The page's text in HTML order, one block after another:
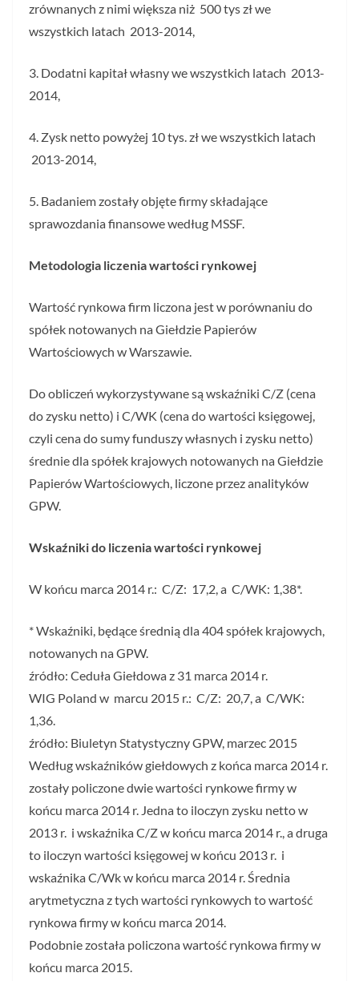
zrównanych z nimi większa niż 500 tys zł we
wszystkich latach 2013-2014,
3. Dodatni kapitał własny we wszystkich latach 2013-
2014,
4. Zysk netto powyżej 10 tys. zł we wszystkich latach
2013-2014,
5. Badaniem zostały objęte firmy składające
sprawozdania finansowe według MSSF.
Metodologia liczenia wartości rynkowej
Wartość rynkowa firm liczona jest w porównaniu do
spółek notowanych na Giełdzie Papierów
Wartościowych w Warszawie.
Do obliczeń wykorzystywane są wskaźniki C/Z (cena
do zysku netto) i C/WK (cena do wartości księgowej,
czyli cena do sumy funduszy własnych i zysku netto)
średnie dla spółek krajowych notowanych na Giełdzie
Papierów Wartościowych, liczone przez analityków
GPW.
Wskaźniki do liczenia wartości rynkowej
W końcu marca 2014 r.: C/Z: 17,2, a C/WK: 1,38*.
* Wskaźniki, będące średnią dla 404 spółek krajowych,
notowanych na GPW.
źródło: Ceduła Giełdowa z 31 marca 2014 r.
WIG Poland w marcu 2015 r.: C/Z: 20,7, a C/WK:
1,36.
źródło: Biuletyn Statystyczny GPW, marzec 2015
Według wskaźników giełdowych z końca marca 2014 r.
zostały policzone dwie wartości rynkowe firmy w
końcu marca 2014 r. Jedna to iloczyn zysku netto w
2013 r. i wskaźnika C/Z w końcu marca 2014 r., a druga
to iloczyn wartości księgowej w końcu 2013 r. i
wskaźnika C/Wk w końcu marca 2014 r. Średnia
arytmetyczna z tych wartości rynkowych to wartość
rynkowa firmy w końcu marca 2014.
Podobnie została policzona wartość rynkowa firmy w
końcu marca 2015.